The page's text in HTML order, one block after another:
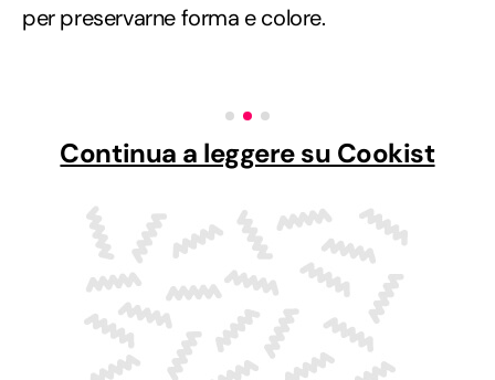
per preservarne forma e colore.
Continua a leggere su Cookist